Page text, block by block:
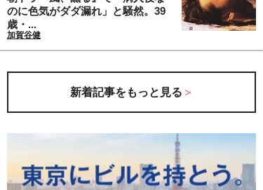
のに色気がダダ漏れ」と騒然。39
歳・...
加賀谷健
新着記事をもっと見る